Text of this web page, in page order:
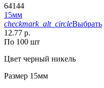
64144
15мм
checkmark_alt_circleВыбрать
12.77 р.
По 100 шт
Цвет черный никель
Размер 15мм